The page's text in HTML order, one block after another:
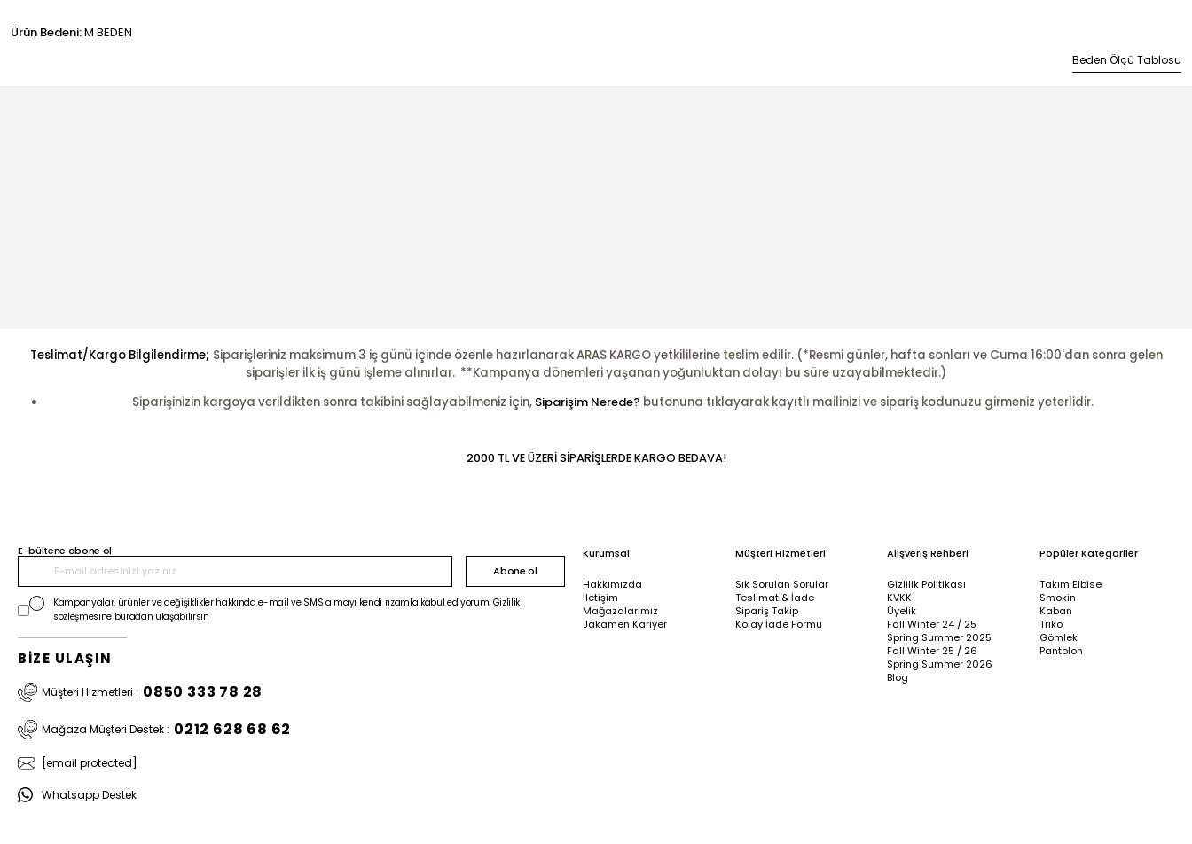
Ürün Bedeni:M BEDEN
Beden Ölçü Tablosu
Teslimat/Kargo Bilgilendirme; Siparişleriniz maksimum 3 iş günü içinde özenle hazırlanarak ARAS KARGO yetkililerine teslim edilir. (*Resmi günler, hafta sonları ve Cuma 16:00'dan sonra gelen
siparişler ilk iş günü işleme alınırlar. **Kampanya dönemleri yaşanan yoğunluktan dolayı bu süre uzayabilmektedir.)
Siparişinizin kargoya verildikten sonra takibini sağlayabilmeniz için, Siparişim Nerede? butonuna tıklayarak kayıtlı mailinizi ve sipariş kodunuzu girmeniz yeterlidir.
2000 TL VE ÜZERİ SİPARİŞLERDE KARGO BEDAVA!
E-bültene abone ol
Abone ol
Kampanyalar, ürünler ve değişiklikler hakkında e-mail ve SMS almayı kendi rızamla kabul ediyorum. Gizlilik
sözleşmesine buradan ulaşabilirsin
BİZE ULAŞIN
Müşteri Hizmetleri : 0850 333 78 28
Mağaza Müşteri Destek : 0212 628 68 62
[email protected]
Whatsapp Destek
Kurumsal
Hakkımızda
İletişim
Mağazalarımız
Jakamen Kariyer
Müşteri Hizmetleri
Sık Sorulan Sorular
Teslimat & İade
Sipariş Takip
Kolay İade Formu
Alışveriş Rehberi
Gizlilik Politikası
KVKK
Üyelik
Fall Winter 24 / 25
Spring Summer 2025
Fall Winter 25 / 26
Spring Summer 2026
Blog
Popüler Kategoriler
Takım Elbise
Smokin
Kaban
Triko
Gömlek
Pantolon